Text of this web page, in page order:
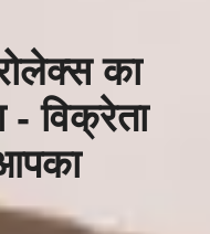
का
विक्रेता